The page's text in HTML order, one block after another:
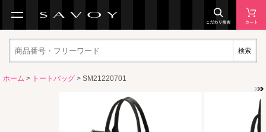
検索
ホーム > トートバッグ > SM21220701